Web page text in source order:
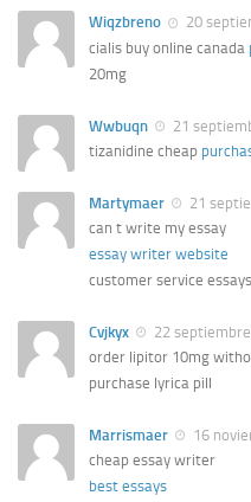
Wiqzbreno
20
cialis buy online canada
20mg
Wwbuqn
21
tizanidine cheap
Martymaer
21
can t write my essay
essay writer website
customer service essays
Cvjkyx
22
order lipitor 10mg
purchase lyrica pill
Marrismaer
16
cheap essay writer
best essays